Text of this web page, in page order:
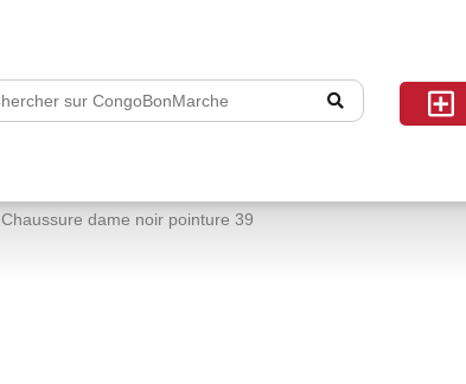
Chaussure dame noir pointure 39